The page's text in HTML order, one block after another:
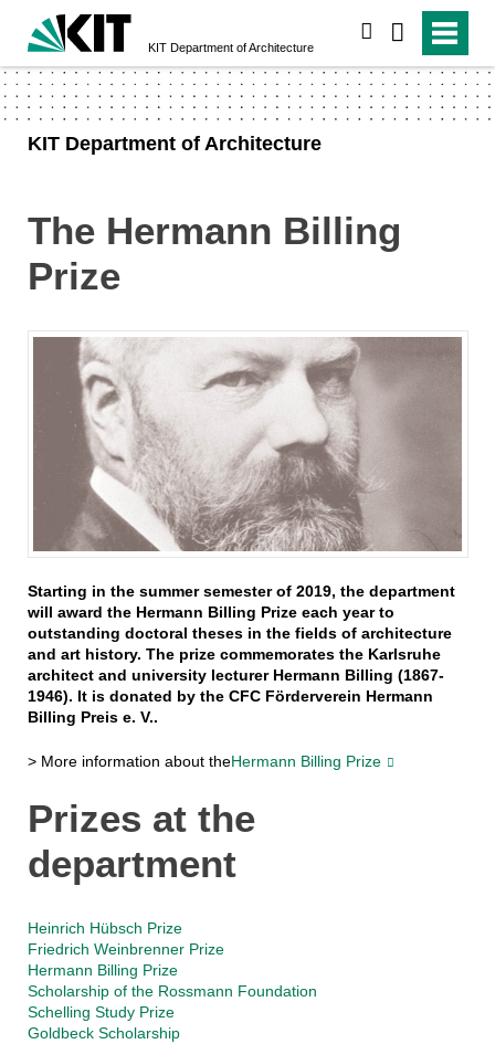
KIT Department of Architecture
KIT Department of Architecture
The Hermann Billing
Prize
Starting in the summer semester of 2019, the department
will award the Hermann Billing Prize each year to
outstanding doctoral theses in the fields of architecture
and art history. The prize commemorates the Karlsruhe
architect and university lecturer Hermann Billing (1867-
1946). It is donated by the CFC Förderverein Hermann
Billing Preis e. V..
> More information about theHermann Billing Prize
Prizes at the
department
Heinrich Hübsch Prize
Friedrich Weinbrenner Prize
Hermann Billing Prize
Scholarship of the Rossmann Foundation
Schelling Study Prize
Goldbeck Scholarship